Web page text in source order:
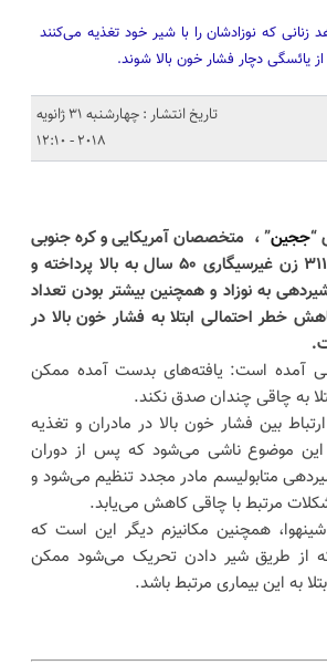
که نوزادشان را با شیر خود تغذیه می‌کنند
یائسگی دچار فشار خون بالا شوند.
تاریخ انتشار : چهارشنبه 31 ژانویه
2018 - 12:10
“ججین” ، متخصصان آمریکایی و کره جنوبی
به بررسی اطلاعات ۳۱۱۹ زن غیرسیگاری ۵۰ سال به بالا پرداخته و
به نوزاد و همچنین بیشتر بودن تعداد
خطر احتمالی ابتلا به فشار خون بالا در
آمده است: یافته‌های بدست آمده ممکن
به چاقی چندان صدق نکند.
بین فشار خون بالا در مادران و تغذیه
این موضوع ناشی می‌شود که پس از دوران
متابولیسم مادر مجدد تنظیم می‌شود و
مرتبط با چاقی کاهش می‌یابد.
همچنین مکانیزم دیگر این است که
از طریق شیر دادن تحریک می‌شود ممکن
به این بیماری مرتبط باشد.